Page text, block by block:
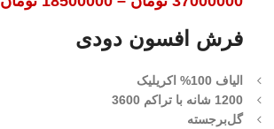
فرش افسون دودی
الیاف 100% اکریلیک
1200 شانه با تراکم 3600
گل‌برجسته